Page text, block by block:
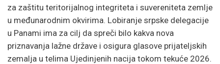
za zaštitu teritorijalnog integriteta i suvereniteta zemlje
u međunarodnim okvirima. Lobiranje srpske delegacije
u Panami ima za cilj da spreči bilo kakva nova
priznavanja lažne države i osigura glasove prijateljskih
zemalja u telima Ujedinjenih nacija tokom tekuće 2026.